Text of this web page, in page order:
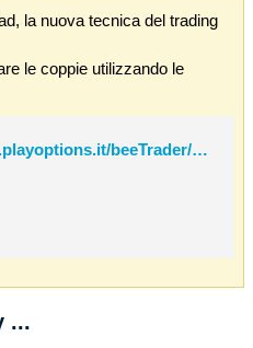
la nuova tecnica del trading
le coppie utilizzando le
http://www.playoptions.it/beeTrader/OverSpread.pdf
...